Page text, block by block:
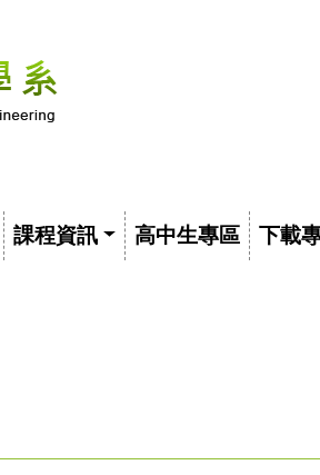
課程資訊 高中生專區 下載